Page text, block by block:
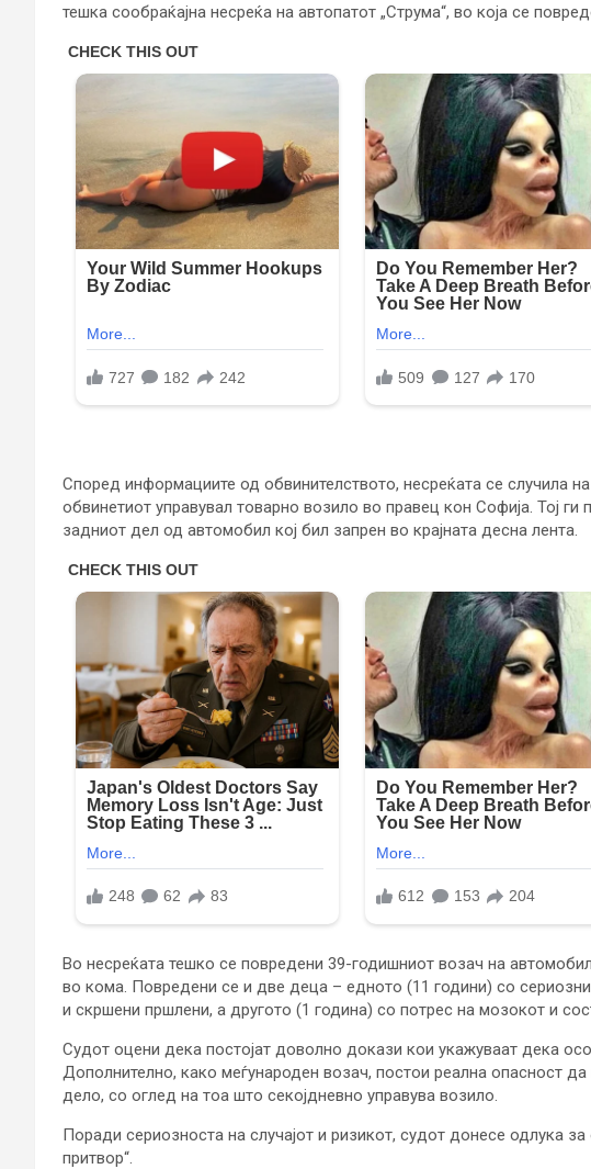
тешка сообраќајна несреќа на автопатот „Струма“, во која се
Според информациите од обвинителството, несреќата се случила
обвинетиот управувал товарно возило во правец кон Софија. Тој ги
задниот дел од автомобил кој бил запрен во крајната десна лента.
Во несреќата тешко се повредени 39-годишниот возач на
во кома. Повредени се и две деца – едното (11 години) со
и скршени пршлени, а другото (1 година) со потрес на мозокот и
Судот оцени дека постојат доволно докази кои укажуваат дека
Дополнително, како меѓународен возач, постои реална опасност
дело, со оглед на тоа што секојдневно управува возило.
Поради сериозноста на случајот и ризикот, судот донесе одлука
притвор“.